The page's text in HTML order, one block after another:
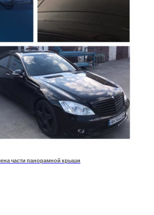
части панорамной крыши